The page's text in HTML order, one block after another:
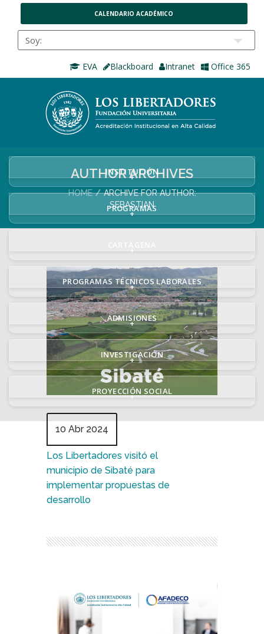
CALENDARIO ACADÉMICO
EVA Blackboard Intranet Office 365
INSTITUCIÓN
+
PROGRAMAS
+
+
PROGRAMAS TÉCNICOS LABORALES
+
ADMISIONES
+
INVESTIGACIÓN
+
PROYECCIÓN SOCIAL
+
AUTHOR ARCHIVES
HOME
ARCHIVE FOR AUTHOR:
SEBASTIAN
10 Abr 2024
Los Libertadores visitó el
municipio de Sibaté para
implementar propuestas de
desarrollo